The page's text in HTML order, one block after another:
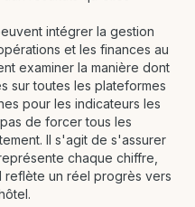
intégrer la gestion
et les finances au
examiner la manière dont
sur toutes les plateformes
pour les indicateurs les
de forcer tous les
Il s'agit de s'assurer
chaque chiffre,
reflète un réel progrès vers